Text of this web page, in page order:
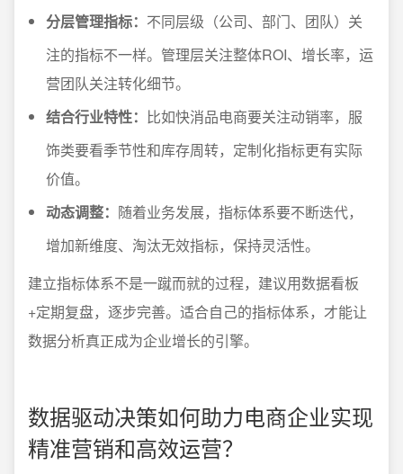
分层管理指标： 不同层级（公司、部门、团队）关
注的指标不一样。管理层关注整体ROI、增长率，运
营团队关注转化细节。
结合行业特性： 比如快消品电商要关注动销率，服
饰类要看季节性和库存周转，定制化指标更有实际
价值。
动态调整： 随着业务发展，指标体系要不断迭代，
增加新维度、淘汰无效指标，保持灵活性。
建立指标体系不是一蹴而就的过程，建议用数据看板
+定期复盘，逐步完善。适合自己的指标体系，才能让
数据分析真正成为企业增长的引擎。
数据驱动决策如何助力电商企业实现
精准营销和高效运营？